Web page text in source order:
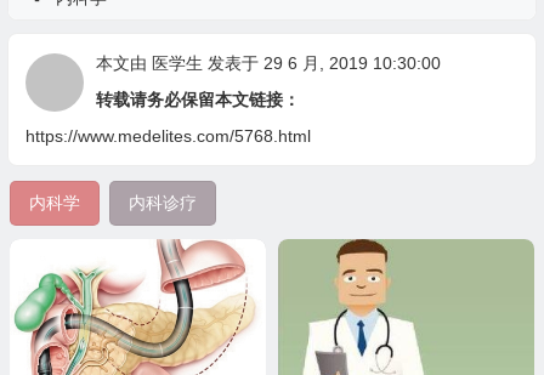
本文由 医学生 发表于 29 6 月, 2019 10:30:00
转载请务必保留本文链接：
https://www.medelites.com/5768.html
内科学 内科诊疗